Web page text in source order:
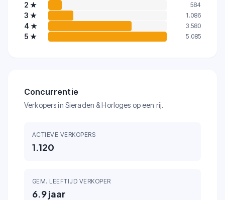
2 ★ 584
3 ★ 1.086
4 ★ 3.580
5 ★ 5.085
Concurrentie
Verkopers in Sieraden & Horloges op een rij.
ACTIEVE VERKOPERS
1.120
GEM. LEEFTIJD VERKOPER
6.9jaar